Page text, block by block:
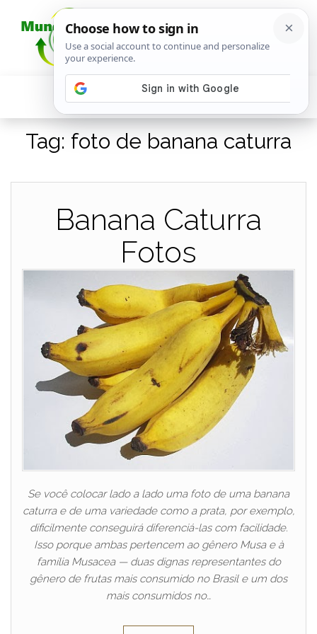
Tag: foto de banana caturra
Banana Caturra
Fotos
Se você colocar lado a lado uma foto de uma banana
caturra e de uma variedade como a prata, por exemplo,
dificilmente conseguirá diferenciá-las com facilidade.
Isso porque ambas pertencem ao gênero Musa e à
família Musacea — duas dignas representantes do
gênero de frutas mais consumido no Brasil e um dos
mais consumidos no…